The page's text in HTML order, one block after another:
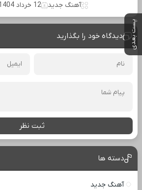
پست بعدی
آهنگ جدید 12 خرداد 1404
دیدگاه خود را بگذارید
ثبت نظر
دسته ها
آهنگ جدید